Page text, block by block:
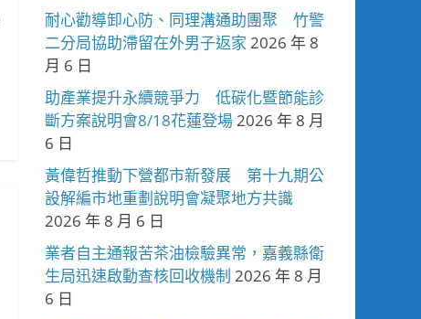
耐心勸導卸心防、同理溝通助團聚 竹警
二分局協助滯留在外男子返家 2026 年 8
月 6 日
助產業提升永續競爭力 低碳化暨節能診
斷方案說明會8/18花蓮登場2026 年 8 月
6 日
黃偉哲推動下營都市新發展 第十九期公
設解編市地重劃說明會凝聚地方共識
2026 年 8 月 6 日
業者自主通報苦茶油檢驗異常，嘉義縣衛
生局迅速啟動查核回收機制 2026 年 8 月
6 日